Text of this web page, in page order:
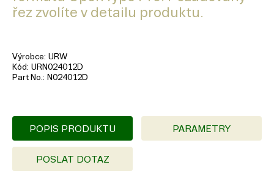
řez zvolíte v detailu produktu.
Výrobce URW
Kód URN024012D
Part No.
N024012D
POPIS PRODUKTU PARAMETRY
POSLAT DOTAZ